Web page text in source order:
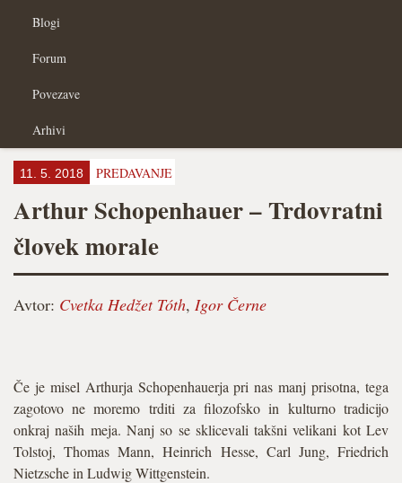
Blogi
Forum
Povezave
Arhivi
11. 5. 2018 PREDAVANJE
Arthur Schopenhauer – Trdovratni
človek morale
Avtor: Cvetka Hedžet Tóth, Igor Černe
Če je misel Arthurja Schopenhauerja pri nas manj prisotna, tega
zagotovo ne moremo trditi za filozofsko in kulturno tradicijo
onkraj naših meja. Nanj so se sklicevali takšni velikani kot Lev
Tolstoj, Thomas Mann, Heinrich Hesse, Carl Jung, Friedrich
Nietzsche in Ludwig Wittgenstein.